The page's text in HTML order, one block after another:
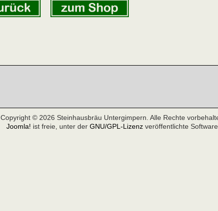
Copyright © 2026 Steinhausbräu Untergimpern. Alle Rechte
Joomla! ist freie, unter der GNU/GPL-Lizenz veröffentlichte Software.